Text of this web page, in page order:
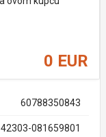
0 EUR
60788350843
081659801